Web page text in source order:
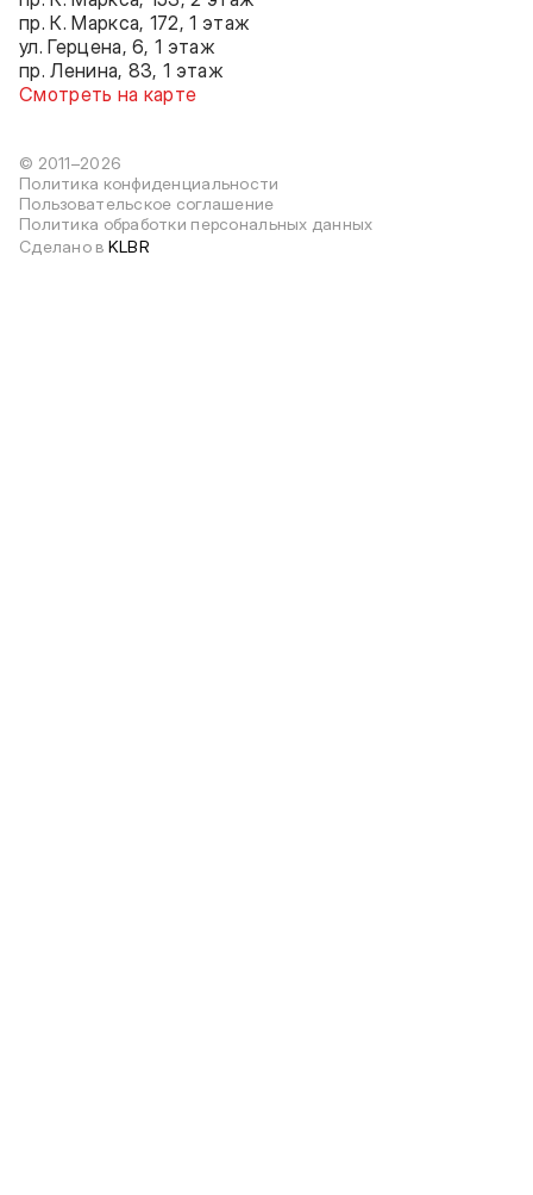
© 2011–2026
Политика конфиденциальности
Пользовательское соглашение
Политика обработки персональных данных
Сделано в KLBR
пр. К. Маркса, 172, 1 этаж
ул. Герцена, 6, 1 этаж
пр. Ленина, 83, 1 этаж
Смотреть на карте